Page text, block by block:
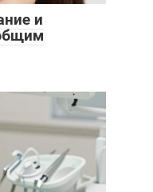
и